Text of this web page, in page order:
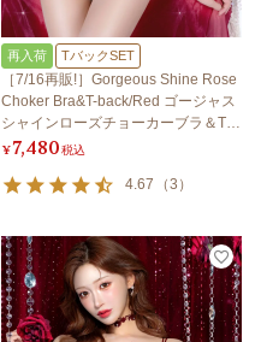
再入荷 TバックSET
［7/16再販!］Gorgeous Shine Rose
Choker Bra&T-back/Red ゴージャス
シャインローズチョーカーブラ＆Tバ
ック/レッド
¥7,480税込
4.67 （3 ）